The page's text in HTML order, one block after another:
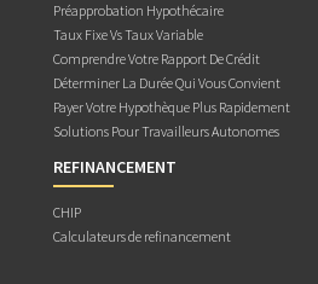
Préapprobation Hypothécaire
Taux Fixe Vs Taux Variable
Comprendre Votre Rapport De Crédit
Déterminer La Durée Qui Vous Convient
Payer Votre Hypothèque Plus Rapidement
Solutions Pour Travailleurs Autonomes
REFINANCEMENT
CHIP
Calculateurs de refinancement